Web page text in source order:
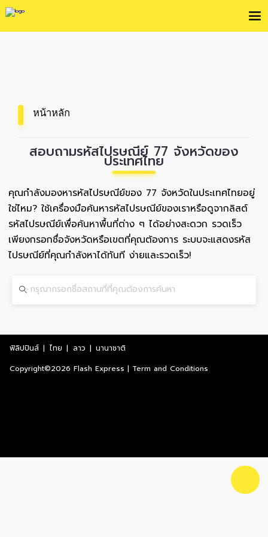
หน้าหลัก
สอบถามรหัสไปรษณีย์ 77 จังหวัดของ
ประเทศไทย
คุณกำลังมองหารหัสไปรษณีย์ของ 77 จังหวัดในประเทศไทยอยู่
ใช่ไหม? ใช้เครื่องมือค้นหารหัสไปรษณีย์ของเราหรือดูจากลิสต์
รหัสไปรษณีย์เพื่อค้นหาพื้นที่ต่าง ๆ ได้อย่างสะดวก รวดเร็ว
เพียงกรอกชื่อจังหวัดหรือเขตที่คุณต้องการ ระบบจะแสดงรหัส
ไปรษณีย์ที่คุณกำลังหาได้ทันที ง่ายและรวดเร็ว!
ฟิลิปปินส์ | ไทย | ลาว | นานาชาติ
Copyright©2026 Flash Express | Term and Conditions